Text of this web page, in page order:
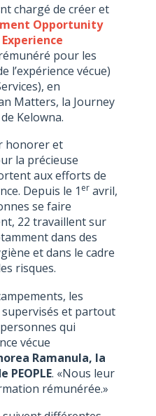
chargé de créer et
Opportunity
pour les
l’expérience vécue)
en
Matters, la Journey
Kelowna.
honorer et
la précieuse
aux efforts de
Depuis le 1 er avril,
se faire
22 travaillent sur
dans des
et dans le cadre
risques.
les
et partout
qui
vécue
Ramanula, la
. «Nous leur
rémunérée.»